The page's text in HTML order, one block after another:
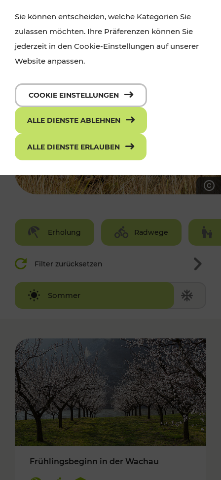
Erholung Radwege
Filter zurücksetzen
Sommer
Winter
Frühlingsbeginn in der Wachau
Sie können entscheiden, welche Kategorien Sie
zulassen möchten. Ihre Präferenzen können Sie
jederzeit in den Cookie-Einstellungen auf unserer
Website anpassen.
COOKIE EINSTELLUNGEN
ALLE DIENSTE ABLEHNEN
ALLE DIENSTE ERLAUBEN